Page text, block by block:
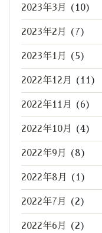
2023年3月 (10)
2023年2月 (7)
2023年1月 (5)
2022年12月 (11)
2022年11月 (6)
2022年10月 (4)
2022年9月 (8)
2022年8月 (1)
2022年7月 (2)
2022年6月 (2)